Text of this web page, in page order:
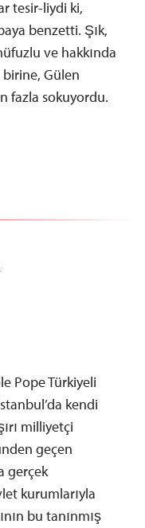
tesir-liydi ki,
benzetti. Şık,
ve hakkında
birine, Gülen
fazla sokuyordu.
Pope Türkiyeli
kendi
milliyetçi
geçen
gerçek
kurumlarıyla
bu tanınmış